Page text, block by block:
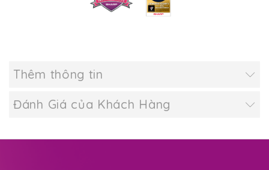
Thêm thông tin
Đánh Giá của Khách Hàng